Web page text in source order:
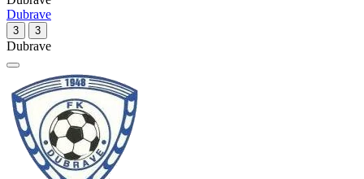
Dubrave
3 3
Dubrave